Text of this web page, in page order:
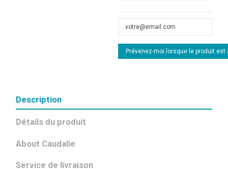
Description
Détails du produit
About Caudalie
Service de livraison